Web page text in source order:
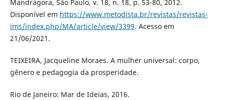
Mandrágora, São Paulo, v. 18, n. 18, p. 53-80, 2012.
Disponível em https://www.metodista.br/revistas/revistas-
ims/index.php/MA/article/view/3399. Acesso em
21/06/2021.
TEIXEIRA, Jacqueline Moraes. A mulher universal: corpo,
gênero e pedagogia da prosperidade.
Rio de Janeiro: Mar de Ideias, 2016.